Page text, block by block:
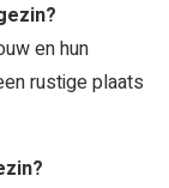
en hun
rustige plaats